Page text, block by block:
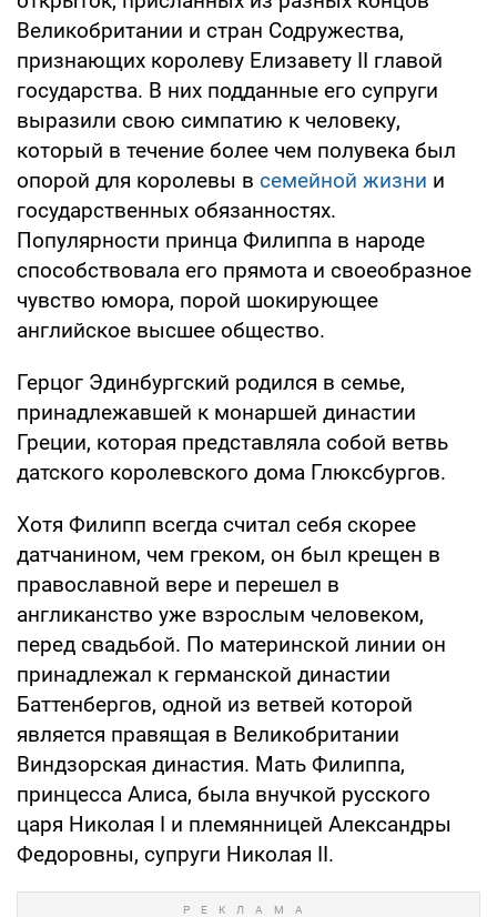
Великобритании и стран Содружества,
признающих королеву Елизавету II главой
государства. В них подданные его супруги
выразили свою симпатию к человеку,
который в течение более чем полувека был
опорой для королевы в семейной жизни и
государственных обязанностях.
Популярности принца Филиппа в народе
способствовала его прямота и своеобразное
чувство юмора, порой шокирующее
английское высшее общество.
Герцог Эдинбургский родился в семье,
принадлежавшей к монаршей династии
Греции, которая представляла собой ветвь
датского королевского дома Глюксбургов.
Хотя Филипп всегда считал себя скорее
датчанином, чем греком, он был крещен в
православной вере и перешел в
англиканство уже взрослым человеком,
перед свадьбой. По материнской линии он
принадлежал к германской династии
Баттенбергов, одной из ветвей которой
является правящая в Великобритании
Виндзорская династия. Мать Филиппа,
принцесса Алиса, была внучкой русского
царя Николая I и племянницей Александры
Федоровны, супруги Николая II.